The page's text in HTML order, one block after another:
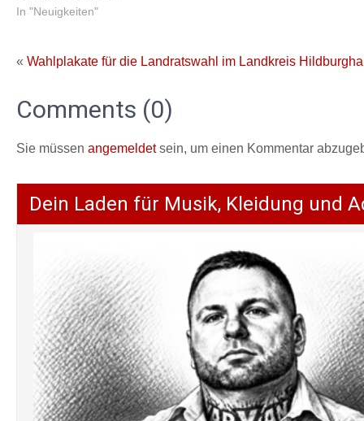
In "Neuigkeiten"
« Wahlplakate für die Landratswahl im Landkreis
Comments (0)
Sie müssen angemeldetsein, um einen Kommentar
Dein Laden für Musik, Kleidung und